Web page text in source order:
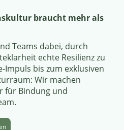
braucht mehr als
Teams dabei, durch
echte Resilienz zu
Impuls bis zum exklusiven
Wir machen
für Bindung und